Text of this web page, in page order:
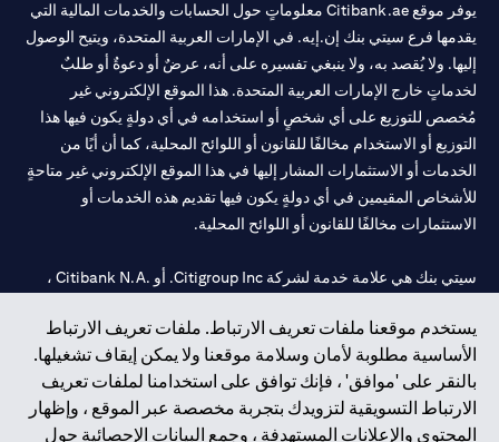
يستخدم موقعنا ملفات تعريف الارتباط. ملفات تعريف الارتباط
الأساسية مطلوبة لأمان وسلامة موقعنا ولا يمكن إيقاف تشغيلها.
بالنقر على 'موافق' ، فإنك توافق على استخدامنا لملفات تعريف
الارتباط التسويقية لتزويدك بتجربة مخصصة عبر الموقع ، وإظهار
المحتوى والإعلانات المستهدفة ، وجمع البيانات الإحصائية حول
يوفر موقع Citibank.ae معلوماتٍ حول الحسابات والخدمات المالية التي
يقدمها فرع سيتي بنك إن.إيه. في الإمارات العربية المتحدة، ويتيح الوصول
إليها. ولا يُقصد به، ولا ينبغي تفسيره على أنه، عرضٌ أو دعوةٌ أو طلبٌ
لخدماتٍ خارج الإمارات العربية المتحدة. هذا الموقع الإلكتروني غير
مُخصص للتوزيع على أي شخصٍ أو استخدامه في أي دولةٍ يكون فيها هذا
التوزيع أو الاستخدام مخالفًا للقانون أو اللوائح المحلية، كما أن أيًا من
الخدمات أو الاستثمارات المشار إليها في هذا الموقع الإلكتروني غير متاحةٍ
للأشخاص المقيمين في أي دولةٍ يكون فيها تقديم هذه الخدمات أو
الاستثمارات مخالفًا للقانون أو اللوائح المحلية.
سيتي بنك هي علامة خدمة لشركة Citigroup Inc. أو .Citibank N.A ،
سيتي بنك إن. إيه. الإمارات مسجل لدى مصرف الإمارات المركزي تحت
أرقام التراخيص 202563 لفرع الوصل في دبي، 531989 لفرع مول
الإمارات في دبي، وCN-1002019لفرع أبوظبي. هاتف: 4000 311 04.
فرع سيتي بنك إن إيه - الإمارات العربية المتحدة مرخص من مصرف